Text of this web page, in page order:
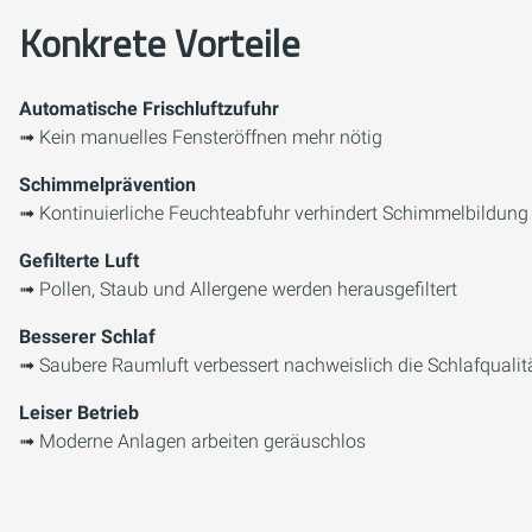
Konkrete Vorteile
Automatische Frischluftzufuhr
➟ Kein manuelles Fensteröffnen mehr nötig
Schimmelprävention
➟ Kontinuierliche Feuchteabfuhr verhindert Schimmelbildung
Gefilterte Luft
➟ Pollen, Staub und Allergene werden herausgefiltert
Besserer Schlaf
➟ Saubere Raumluft verbessert nachweislich die
Leiser Betrieb
➟ Moderne Anlagen arbeiten geräuschlos